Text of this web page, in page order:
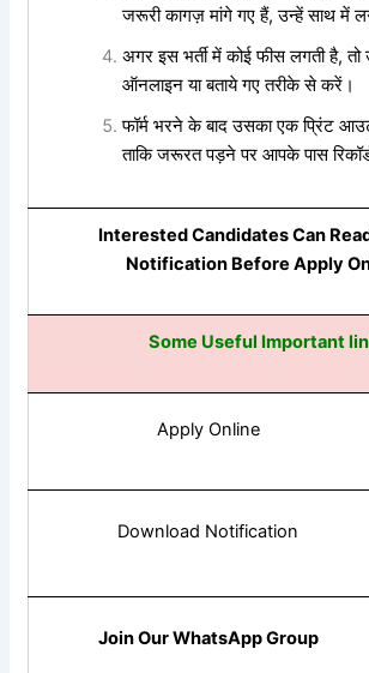
जरूरी कागज़ मांगे गए हैं,उन्हें साथ में
अगर इस भर्ती में कोई फीस लगती है,तो
ऑनलाइन या बताये गए तरीके से करें।
फॉर्म भरने के बाद उसका एक प्रिंट
ताकि जरूरत पड़ने पर आपके पास
Interested Candidates Can
Notification Before Apply
Some Useful Important
Apply Online
Download Notification
Join Our WhatsApp Group